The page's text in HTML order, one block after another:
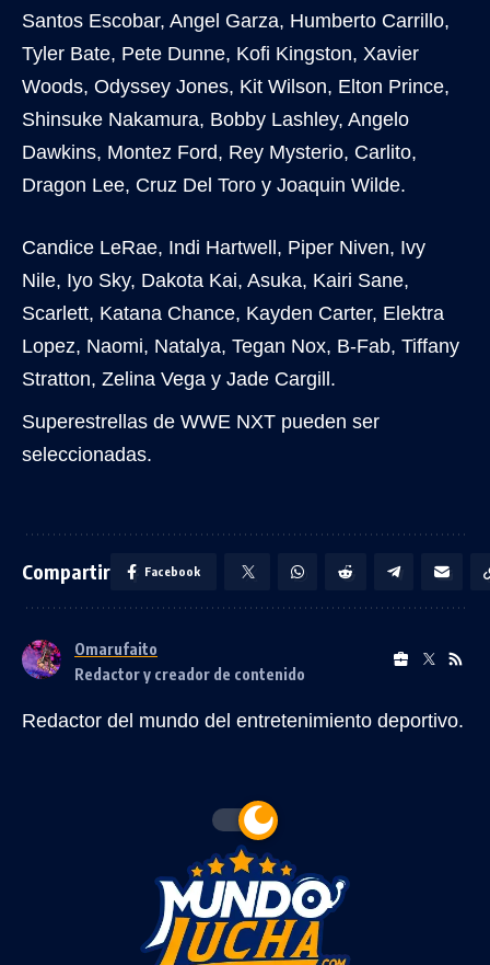
Santos Escobar, Angel Garza, Humberto Carrillo,
Tyler Bate, Pete Dunne, Kofi Kingston, Xavier
Woods, Odyssey Jones, Kit Wilson, Elton Prince,
Shinsuke Nakamura, Bobby Lashley, Angelo
Dawkins, Montez Ford, Rey Mysterio, Carlito,
Dragon Lee, Cruz Del Toro y Joaquin Wilde.
Candice LeRae, Indi Hartwell, Piper Niven, Ivy
Nile, Iyo Sky, Dakota Kai, Asuka, Kairi Sane,
Scarlett, Katana Chance, Kayden Carter, Elektra
Lopez, Naomi, Natalya, Tegan Nox, B-Fab, Tiffany
Stratton, Zelina Vega y Jade Cargill.
Superestrellas de WWE NXT pueden ser
seleccionadas.
Compartir Facebook
Omarufaito
Redactor y creador de contenido
Redactor del mundo del entretenimiento deportivo.